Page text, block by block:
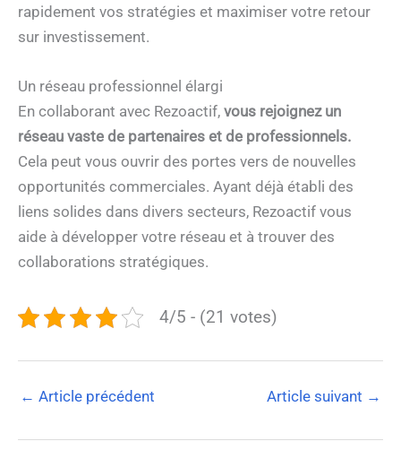
rapidement vos stratégies et maximiser votre retour
sur investissement.
Un réseau professionnel élargi
En collaborant avec Rezoactif, vous rejoignez un
réseau vaste de partenaires et de professionnels.
Cela peut vous ouvrir des portes vers de nouvelles
opportunités commerciales. Ayant déjà établi des
liens solides dans divers secteurs, Rezoactif vous
aide à développer votre réseau et à trouver des
collaborations stratégiques.
4/5 - (21 votes)
← Article précédent Article suivant →